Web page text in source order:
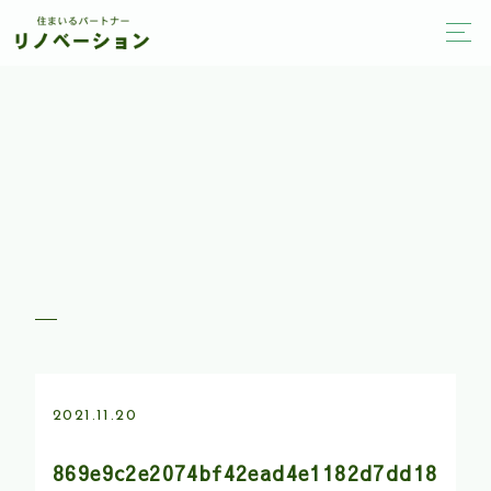
2021.11.20
869e9c2e2074bf42ead4e1182d7dd18